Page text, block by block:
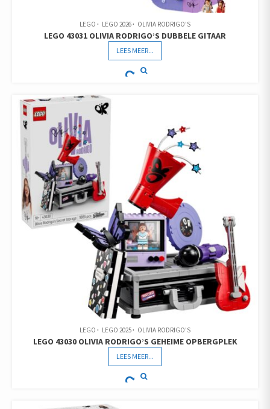
LEGO LEGO 2026 OLIVIA RODRIGO'S
LEGO 43031 OLIVIA RODRIGO’S DUBBELE GITAAR
LEES MEER...
LEGO LEGO 2025 OLIVIA RODRIGO'S
LEGO 43030 OLIVIA RODRIGO’S GEHEIME OPBERGPLEK
LEES MEER...